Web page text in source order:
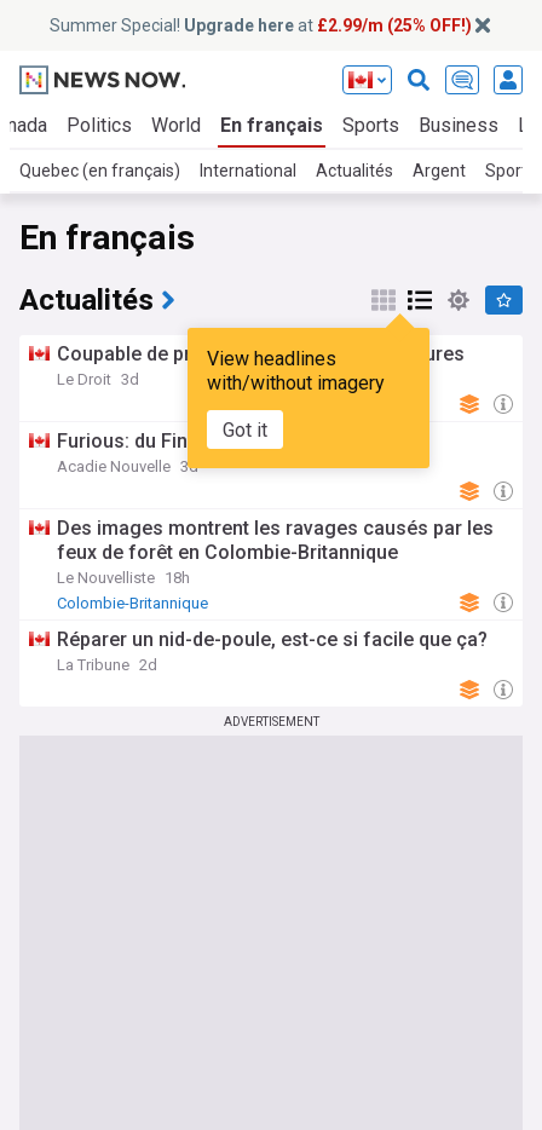
Summer Special! Upgrade hereat £2.99/m (25% OFF!)
Politics World En français Sports Business
Quebec (en français) International Actualités Argent Sport
En français
Actualités
View headlines
with/without imagery
Got it
Coupable de proxénétisme sur deux mineures
Le Droit 3d
Furious: du Fincher au féminin
Acadie Nouvelle 3d
Des images montrent les ravages causés par les
feux de forêt en Colombie-Britannique
Le Nouvelliste 18h
Colombie-Britannique
Réparer un nid-de-poule, est-ce si facile que ça?
La Tribune 2d
ADVERTISEMENT